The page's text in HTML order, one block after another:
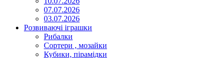
07.07.2026
03.07.2026
Розвиваючі іграшки
Рибалки
Сортери , мозайки
Кубики, пірамідки